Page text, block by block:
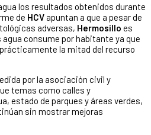
los resultados obtenidos durante
de HCV apuntan a que a pesar de
adversas, Hermosillo es
consume por habitante ya que
la mitad del recurso
por la asociación civil y
temas como calles y
estado de parques y áreas verdes,
sin mostrar mejoras